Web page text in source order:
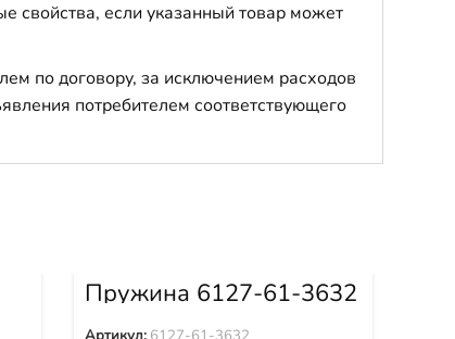
свойства, если указанный товар может
по договору, за исключением расходов
потребителем соответствующего
Пружина 6127-61-3632